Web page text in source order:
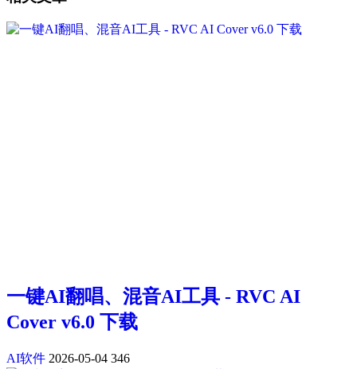
一键AI翻唱、混音AI工具 - RVC AI
Cover v6.0 下载
AI软件 2026-05-04 346